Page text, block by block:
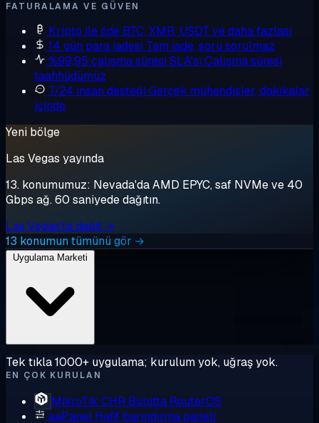
FATURALAMA VE GÜVEN
Kripto ile öde BTC, XMR, USDT ve daha fazlası
14 gün para iadesi Tam iade, soru sorulmaz
%99,95 çalışma süresi SLA'sı Çalışma süresi
taahhüdümüz
7/24 insan desteği Gerçek mühendisler, dakikalar
içinde
Yeni bölge
Las Vegas yayında
13. konumumuz: Nevada'da AMD EPYC, saf NVMe ve 40
Gbps ağ. 60 saniyede dağıtın.
Las Vegas'ta dağıt →
13 konumun tümünü gör →
Tek tıkla 1000+ uygulama; kurulum yok, uğraş yok.
EN ÇOK KURULAN
MikroTik CHR Bulutta RouterOS
aaPanel Hafif barındırma paneli